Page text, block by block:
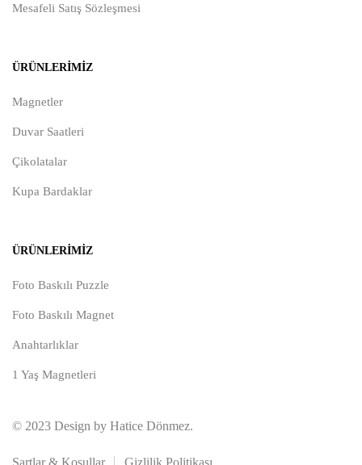
Mesafeli Satış Sözleşmesi
ÜRÜNLERIMIZ
Magnetler
Duvar Saatleri
Çikolatalar
Kupa Bardaklar
ÜRÜNLERIMIZ
Foto Baskılı Puzzle
Foto Baskılı Magnet
Anahtarlıklar
1 Yaş Magnetleri
© 2023 Design by Hatice Dönmez.
Şartlar & Koşullar Gizlilik Politikası